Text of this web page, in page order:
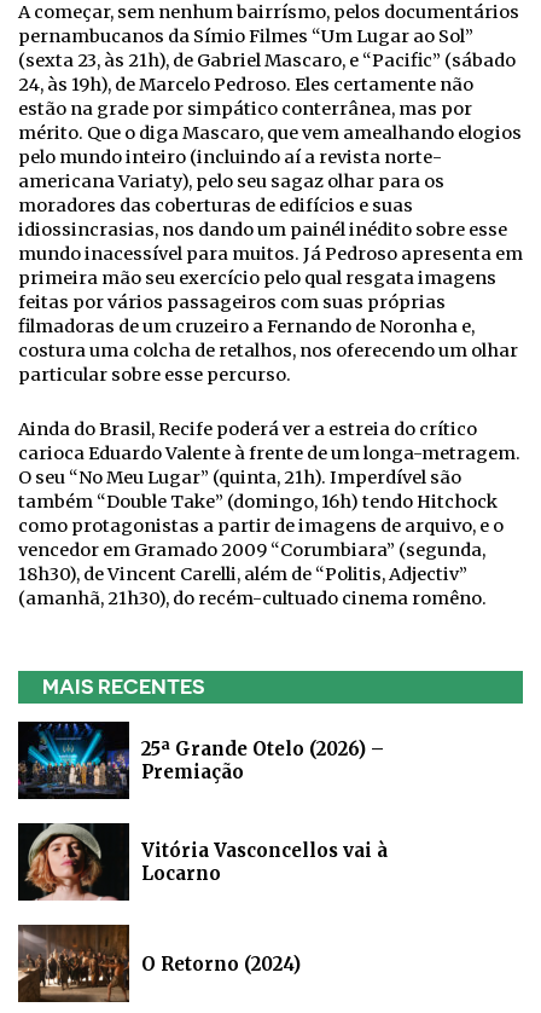
A começar, sem nenhum bairrísmo, pelos documentários
pernambucanos da Símio Filmes “Um Lugar ao Sol”
(sexta 23, às 21h), de Gabriel Mascaro, e “Pacific” (sábado
24, às 19h), de Marcelo Pedroso. Eles certamente não
estão na grade por simpático conterrânea, mas por
mérito. Que o diga Mascaro, que vem amealhando elogios
pelo mundo inteiro (incluindo aí a revista norte-
americana Variaty), pelo seu sagaz olhar para os
moradores das coberturas de edifícios e suas
idiossincrasias, nos dando um painél inédito sobre esse
mundo inacessível para muitos. Já Pedroso apresenta em
primeira mão seu exercício pelo qual resgata imagens
feitas por vários passageiros com suas próprias
filmadoras de um cruzeiro a Fernando de Noronha e,
costura uma colcha de retalhos, nos oferecendo um olhar
particular sobre esse percurso.
Ainda do Brasil, Recife poderá ver a estreia do crítico
carioca Eduardo Valente à frente de um longa-metragem.
O seu “No Meu Lugar” (quinta, 21h). Imperdível são
também “Double Take” (domingo, 16h) tendo Hitchock
como protagonistas a partir de imagens de arquivo, e o
vencedor em Gramado 2009 “Corumbiara” (segunda,
18h30), de Vincent Carelli, além de “Politis, Adjectiv”
(amanhã, 21h30), do recém-cultuado cinema romêno.
MAIS RECENTES
25ª Grande Otelo (2026) –
Premiação
Vitória Vasconcellos vai à
Locarno
O Retorno (2024)